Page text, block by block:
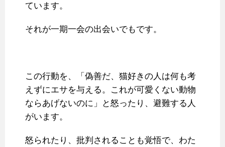
ています。
それが一期一会の出会いでもです。
この行動を、「偽善だ、猫好きの人は何も考
えずにエサを与える。これが可愛くない動物
ならあげないのに」と怒ったり、避難する人
がいます。
怒られたり、批判されることも覚悟で、わた